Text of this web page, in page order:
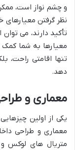
و چشم نواز است،
نظر گرفتن معیارهای
تأکید دارند، می
معیارها به شما کمک
تنها اقامتی راحت،
دهد.
معماری و
یکی از اولین
معماری و طراحی
متریال های لوکس و